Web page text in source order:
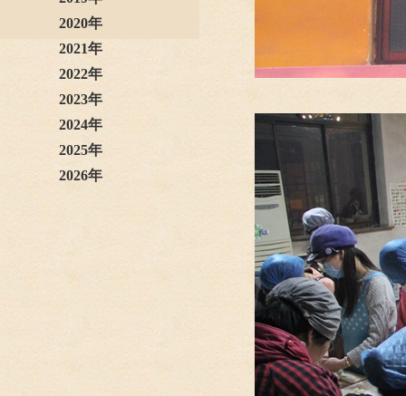
2020年
2021年
2022年
2023年
2024年
2025年
2026年